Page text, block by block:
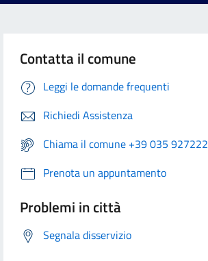
Contatta il comune
Leggi le domande frequenti
Richiedi Assistenza
Chiama il comune +39 035 927222
Prenota un appuntamento
Problemi in città
Segnala disservizio